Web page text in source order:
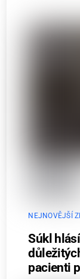
NEJNOVĚJŠÍ
Súkl
pacienti